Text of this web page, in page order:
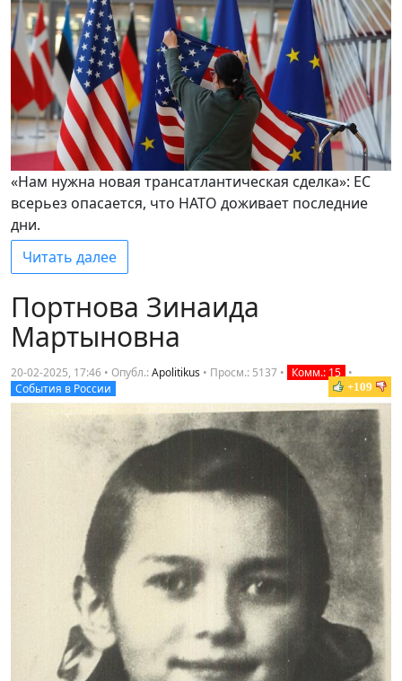
«Нам нужна новая трансатлантическая сделка»: ЕС
всерьез опасается, что НАТО доживает последние
дни.
Читать далее
Портнова Зинаида
Мартыновна
20-02-2025, 17:46 • Опубл.:Apolitikus • Просм.: 5137 • Комм.: 15 •
События в России
+109